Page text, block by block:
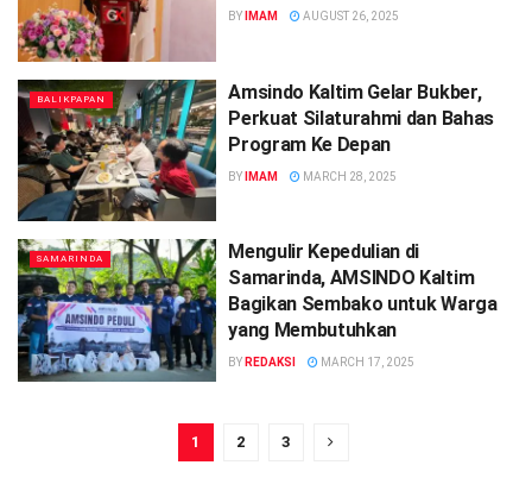
BY IMAM AUGUST 26, 2025
BALIKPAPAN
Amsindo Kaltim Gelar Bukber,
Perkuat Silaturahmi dan Bahas
Program Ke Depan
BY IMAM MARCH 28, 2025
SAMARINDA
Mengulir Kepedulian di
Samarinda, AMSINDO Kaltim
Bagikan Sembako untuk Warga
yang Membutuhkan
BY REDAKSI MARCH 17, 2025
1 2 3